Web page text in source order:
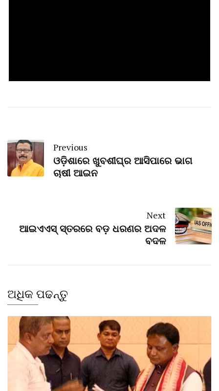
Previous
ଓଡ଼ିଶାରେ ଖୁବଶୀଘ୍ର ଆସିପାରେ ଭାଗ
ଚାଷୀ ଆଇନ
Next
ଆଇଏଏସ୍ ସ୍ତରରେ ବଡ଼ ଧରଣର ଅଦଳ
ବଦଳ
ଅଧିକ ପଢନ୍ତୁ